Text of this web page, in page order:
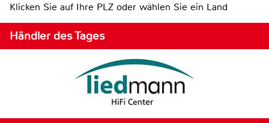
Klicken Sie auf Ihre PLZ oder wählen Sie ein Land
Händler des Tages